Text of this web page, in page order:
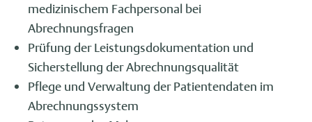
medizinischem Fachpersonal bei
Abrechnungsfragen
Prüfung der Leistungsdokumentation und
Sicherstellung der Abrechnungsqualität
Pflege und Verwaltung der Patientendaten im
Abrechnungssystem